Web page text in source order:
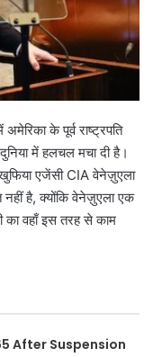
अमेरिका के पूर्व राष्ट्रपति
में हलचल मचा दी है।
एजेंसी CIA वेनेज़ुएला
है, क्योंकि वेनेज़ुएला एक
वहाँ इस तरह से काम
After Suspension